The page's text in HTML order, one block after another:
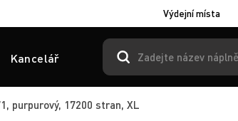
Výdejní místa
Kancelář
purpurový, 17200 stran, XL